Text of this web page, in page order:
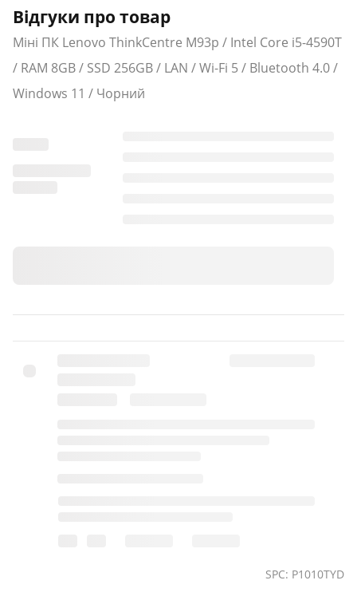
Відгуки про товар
Міні ПК Lenovo ThinkCentre M93p / Intel Core i5-4590T
/ RAM 8GB / SSD 256GB / LAN / Wi-Fi 5 / Bluetooth 4.0 /
Windows 11 / Чорний
SPC: P1010TYD